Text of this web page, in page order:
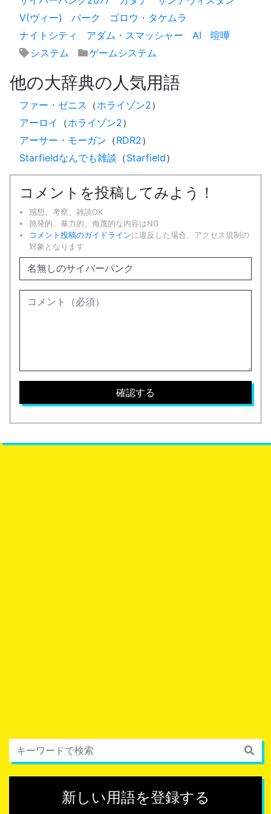
V(ヴィー)
パーク
ゴロウ・タケムラ
ナイトシティ
アダム・スマッシャー AI
喧嘩
システム
ゲームシステム
他の大辞典の人気用語
ファー・ゼニス （ホライゾン2）
アーロイ
（ホライゾン2）
アーサー・モーガン （RDR2）
Starfieldなんでも雑談 （Starfield）
コメントを投稿してみよう！
感想、考察、雑談OK
挑発的、暴力的、侮蔑的な内容はNG
コメント投稿のガイドラインに違反した場合、アクセス規制の
対象となります
新しい用語を登録する